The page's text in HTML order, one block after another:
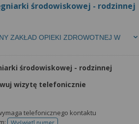
środowiskowej - rodzinnej
ZAKŁAD OPIEKI ZDROWOTNEJ W
środowiskowej - rodzinnej
wizytę telefonicznie
telefonicznego kontaktu